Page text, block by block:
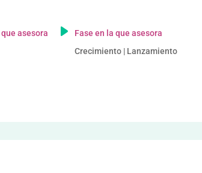
asesora
Fase en la que asesora
Crecimiento | Lanzamiento